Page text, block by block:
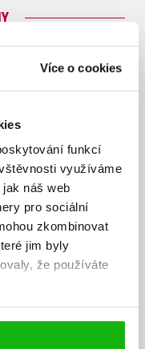
Více o cookies
funkcí
využíváme
náš web
pro sociální
zkombinovat
jim byly
že používáte